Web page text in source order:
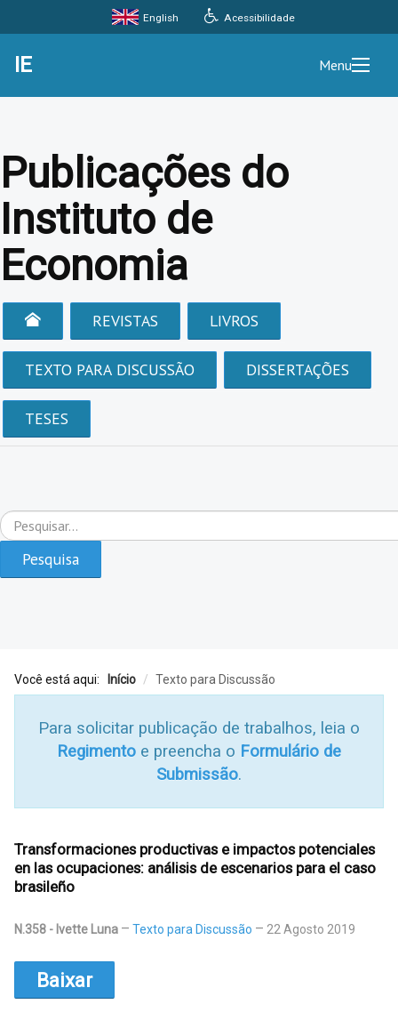
Acessibilidade
English
IE Menu
Publicações do
Instituto de
Economia
REVISTAS LIVROS
TEXTO PARA DISCUSSÃO DISSERTAÇÕES
TESES
Pesquisar...
Pesquisa
Você está aqui: Início / Texto para Discussão
Para solicitar publicação de trabalhos, leia o
Regimento e preencha o Formulário de
Submissão.
Transformaciones productivas e impactos potenciales
en las ocupaciones: análisis de escenarios para el caso
brasileño
N.358 - Ivette Luna Texto para Discussão 22 Agosto 2019
Baixar